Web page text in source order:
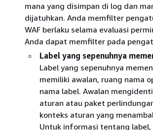
mana yang disimpan di log dan
dijatuhkan. Anda memfilter
WAF berlaku selama evaluasi
Anda dapat memfilter pada
Label yang sepenuhnya
Label yang sepenuhnya
memiliki awalan, ruang nama
nama label. Awalan
aturan atau paket
konteks aturan yang
Untuk informasi tentang label,